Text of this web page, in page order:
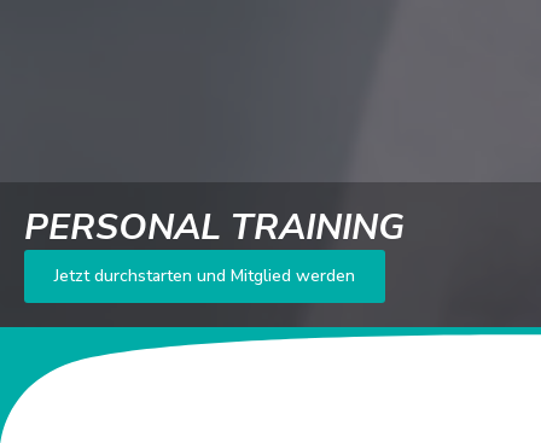
PERSONAL TRAINING
Jetzt durchstarten und Mitglied werden